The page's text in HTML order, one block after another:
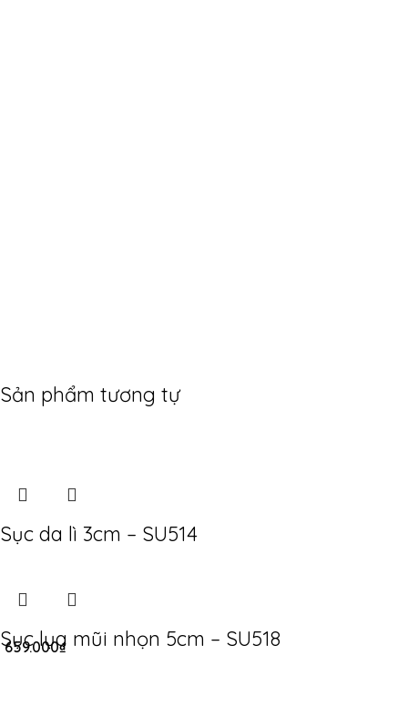
Sản phẩm tương tự
Sục da lì 3cm – SU514
Sục lụa mũi nhọn 5cm – SU518
659.000₫